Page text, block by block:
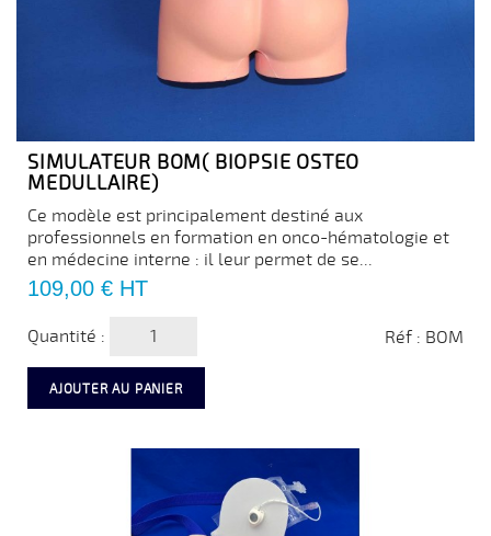
SIMULATEUR BOM( BIOPSIE OSTEO
MEDULLAIRE)
Ce modèle est principalement destiné aux
professionnels en formation en onco-hématologie et
en médecine interne : il leur permet de se...
Prix
109,00 € HT
Quantité : Réf : BOM
AJOUTER AU PANIER